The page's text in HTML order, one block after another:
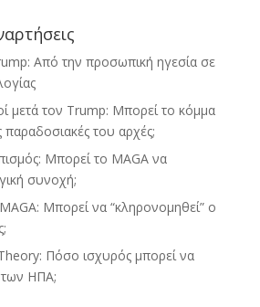
Από την προσωπική ηγεσία σε
μετά τον Trump: Μπορεί το κόμμα
παραδοσιακές του αρχές;
Μπορεί το MAGA να
συνοχή;
Μπορεί να “κληρονομηθεί” ο
Πόσο ισχυρός μπορεί να
των ΗΠΑ;